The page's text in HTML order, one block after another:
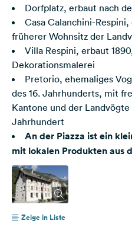
Dorfplatz, erbaut nach
Casa Calanchini-
früherer Wohnsitz der
Villa Respini, erbaut
Dekorationsmalerei
Pretorio, ehemaliges
des 16. Jahrhunderts, mit
Kantone und der Landvögte
Jahrhundert
An der Piazza ist ein
mit lokalen Produkten aus
Zeige in Liste